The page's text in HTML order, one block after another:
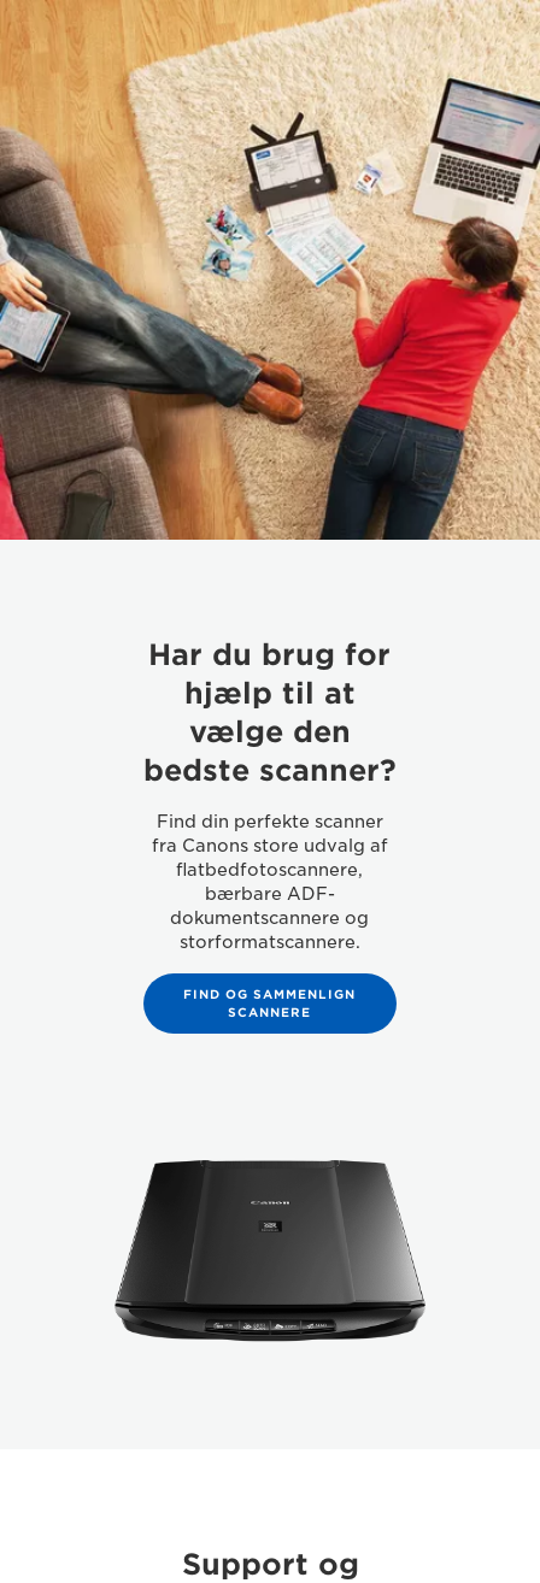
Har du brug for
hjælp til at
vælge den
bedste scanner?
Find din perfekte scanner
fra Canons store udvalg af
flatbedfotoscannere,
bærbare ADF-
dokumentscannere og
storformatscannere.
FIND OG SAMMENLIGN
SCANNERE
Support og